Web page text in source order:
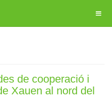
de cooperació i
Xauen al nord del